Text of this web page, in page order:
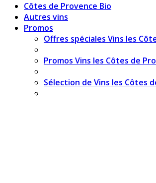
Côtes de Provence Bio
Autres vins
Promos
Offres spéciales Vins les
Promos Vins les Côtes de
Sélection de Vins les Côtes